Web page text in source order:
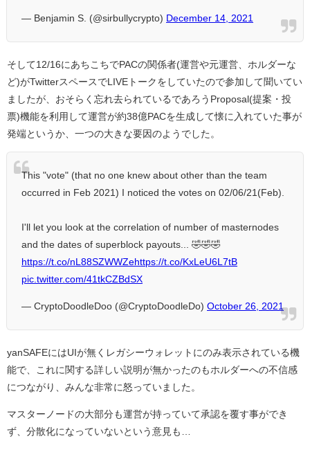
— Benjamin S. (@sirbullycrypto) December 14, 2021
そして12/16にあちこちでPACの関係者(運営や元運営、ホルダーな
ど)がTwitterスペースでLIVEトークをしていたので参加して聞いてい
ましたが、 おそらく忘れ去られているであろうProposal(提案・投
票)機能を利用して運営が約38億PACを生成して懐に入れていた事が
発端というか、一つの大きな要因のようでした。
This "vote" (that no one knew about other than the team
occurred in Feb 2021) I noticed the votes on 02/06/21(Feb).
I'll let you look at the correlation of number of masternodes
and the dates of superblock payouts... 🤣🤣🤣
https://t.co/nL88SZWWZehttps://t.co/KxLeU6L7tB
pic.twitter.com/41tkCZBdSX
— CryptoDoodleDoo (@CryptoDoodleDo) October 26, 2021
yanSAFEにはUIが無くレガシーウォレットにのみ表示されている機
能で、これに関する詳しい説明が無かったのもホルダーへの不信感
につながり、みんな非常に怒っていました。
マスターノードの大部分も運営が持っていて承認を覆す事ができ
ず、分散化になっていないという意見も…